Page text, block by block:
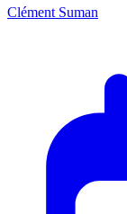
Clément Suman